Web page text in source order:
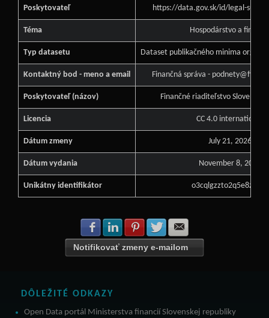
Poskytovateľ https://data.gov.sk/id/legal-
Téma Hospodárstvo a
Typ datasetu Dataset publikačného minima orgánu
Kontaktný bod - meno a email Finančná správa -
Poskytovateľ (názov) Finančné riaditeľstvo
Licencia CC 4.0 international
Dátum zmeny July 21, 2026
Dátum vydania November 8, 2022
Unikátny identifikátor o3cqlgzzto2q5e8z69r1
Zdielať na Facebook
Zdielať na LinkedIn
Zdielať na Pinterest
Zdielať na Twitter
Notifikovať zmeny e-mailom
DÔLEŽITÉ ODKAZY
Open Data portál Ministerstva financií Slovenskej republiky